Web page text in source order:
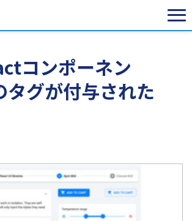
コンポーネン
タグが付与された